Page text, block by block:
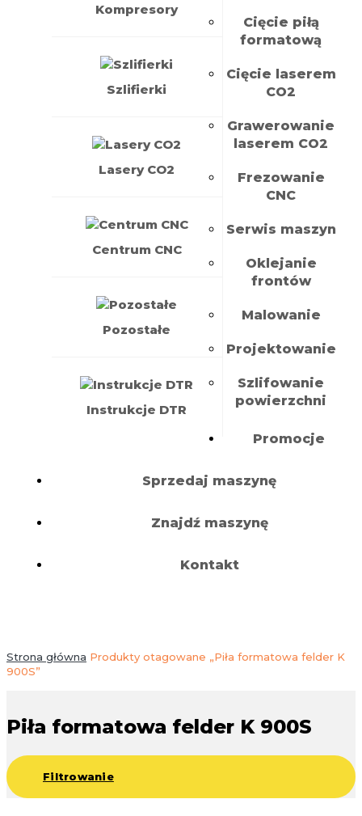
Kompresory
Szlifierki
Lasery CO2
Centrum CNC
Pozostałe
Instrukcje DTR
Cięcie piłą
formatową
Cięcie laserem
CO2
Grawerowanie
laserem CO2
Frezowanie
CNC
Serwis maszyn
Oklejanie
frontów
Malowanie
Projektowanie
Szlifowanie
powierzchni
Promocje
Sprzedaj maszynę
Znajdź maszynę
Kontakt
Strona główna Produkty otagowane „Piła formatowa felder K
900S”
Piła formatowa felder K 900S
Filtrowanie